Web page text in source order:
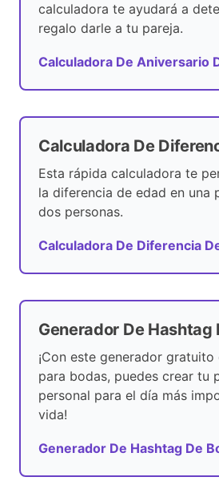
calculadora te ayudará a
regalo darle a tu pareja.
Calculadora De Aniversario
Calculadora De
Esta rápida calculadora te
la diferencia de edad en una
dos personas.
Calculadora De Diferencia
Generador De Hashtag
¡Con este generador gratuito
para bodas, puedes crear tu
personal para el día más
vida!
Generador De Hashtag De